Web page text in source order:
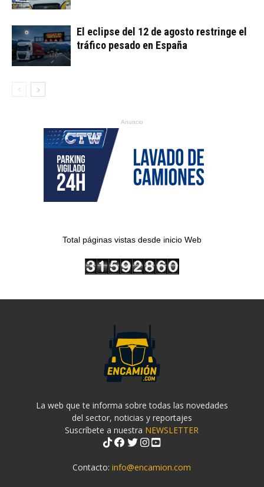
El eclipse del 12 de agosto restringe el
tráfico pesado en España
Anuncio
Total páginas vistas desde inicio Web
La web que te informa sobre todas las novedades
del sector, noticias y reportajes
Suscríbete a nuestra NEWSLETTER
Contacto:info@encamion.com